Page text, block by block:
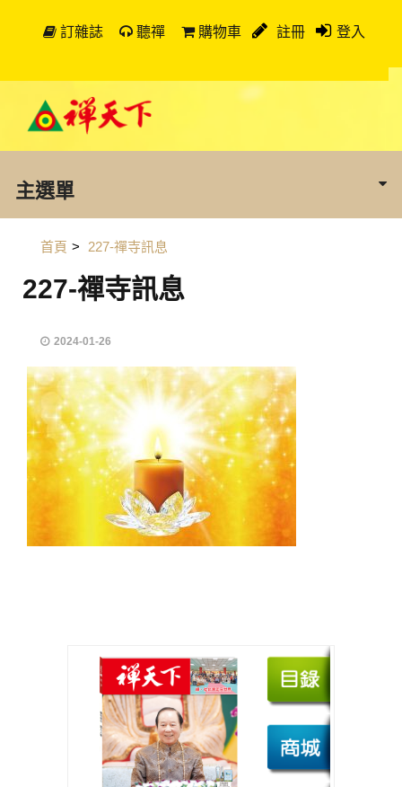
訂雜誌 聽禪 購物車 註冊 登入
主選單
首頁 > 227-禪寺訊息
227-禪寺訊息
2024-01-26